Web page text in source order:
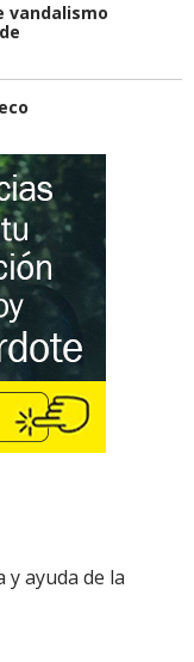
vandalismo
y ayuda de la